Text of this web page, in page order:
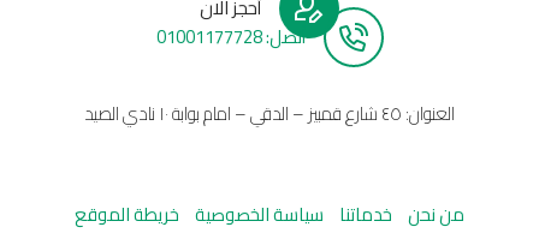
أحجز الان
أتصل: 01001177728
العنوان: ٤٥ شارع قمبيز – الدقي – امام بوابة ١٠ نادي الصيد
من نحن خدماتنا سياسة الخصوصية خريطة الموقع